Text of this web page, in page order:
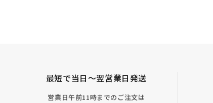
最短で当日～翌営業日発送
営業日午前11時までのご注文は